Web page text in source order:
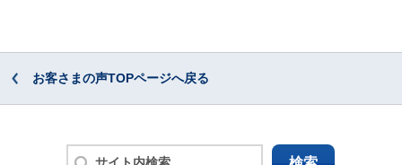
お客さまの声TOPページへ戻る